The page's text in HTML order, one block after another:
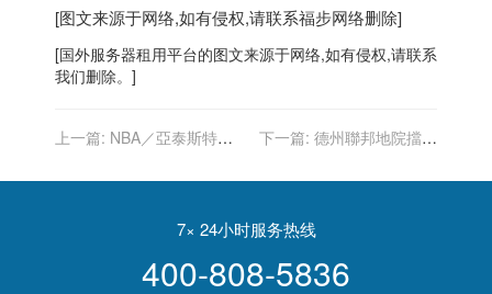
[图文来源于网络,如有侵权,请联系福步网络删除]
[国外服务器租用平台的图文来源于网络,如有侵权,请联系
我们删除。]
上一篇: NBA／亞泰斯特喊
也想湊熱鬧
下一篇: 德州聯邦地院擋下
利」
7× 24小时服务热线
400-808-5836